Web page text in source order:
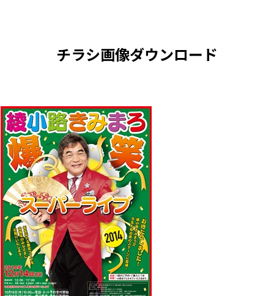
チラシ画像ダウンロード